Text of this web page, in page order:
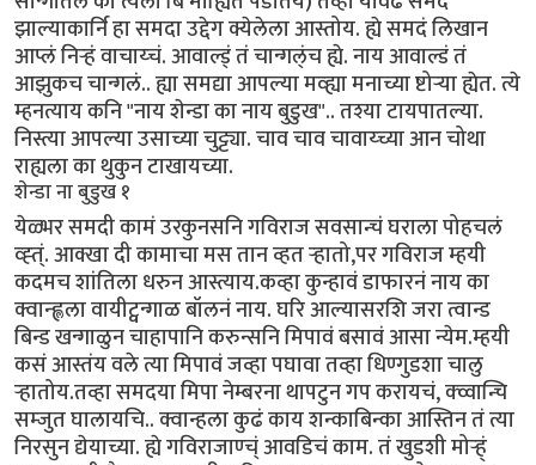
झाल्याकार्नि हा समदा उद्देग क्येलेला आस्तोय. ह्ये समदं लिखान
आप्लं निर्‍हं वाचाय्चं. आवाल्ड्ं तं चान्गल्ंच ह्ये. नाय आवाल्डं तं
आझुकच चान्गलं.. ह्या समद्या आपल्या मव्ह्या मनाच्या ष्टोर्‍या ह्येत. त्ये
म्हनत्याय कनि "नाय शेन्डा का नाय बुडुख".. तश्या टायपातल्या.
निस्त्या आपल्या उसाच्या चुट्ट्या. चाव चाव चावाय्च्या आन चोथा
राह्यला का थुकुन टाखायच्या.
शेन्डा ना बुडुख १
येळ्भर समदी कामं उरकुनसनि गविराज सवसान्चं घराला पोहचलं
व्ह्त्ं. आक्खा दी कामाचा मस तान व्हत र्‍हातो,पर गविराज म्हयी
कदमच शांतिला धरुन आस्त्याय.कव्हा कुन्हावं डाफारनं नाय का
क्वान्ह्लला वायीट्वन्गाळ बॉलनं नाय. घरि आल्यासरशि जरा त्वान्ड
बिन्ड खन्गाळुन चाहापानि करुन्सनि मिपावं बसावं आसा न्येम.म्हयी
कसं आस्तंय वले त्या मिपावं जव्हा पघावा तव्हा धिण्गुडशा चालु
र्‍हातोय.तव्हा समदया मिपा नेम्बरना थापटुन गप करायचं, क्व्वान्चि
सम्जुत घालायचि.. क्वान्हला कुढं काय शन्काबिन्का आस्तिन तं त्या
निरसुन द्येयाच्या. ह्ये गविराजाण्च्ं आवडिचं काम. तं खुडशी मोर्‍ह्ं